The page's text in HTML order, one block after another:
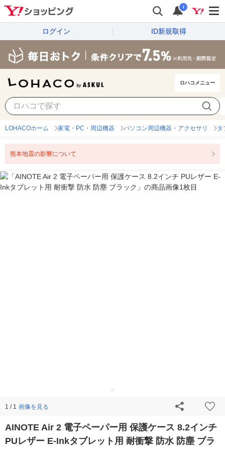
i
ログイン ID新規取得
ロハコメニュー
LOHACOホーム 家電・PC・周辺機器 パソコン周辺機器・アクセサリ タ
熊本地震の影響について
1 / 1 画像を見る
AINOTE Air 2 電子ペーパー用 保護ケース 8.2インチ
PUレザー E-Inkタブレット用 耐衝撃 防水 防塵 ブラ